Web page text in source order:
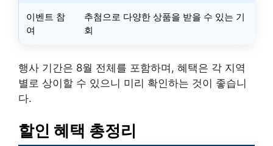
이벤트 참
여
추첨으로 다양한 상품을 받을 수 있는 기
회
행사 기간은 8월 전체를 포함하며, 혜택은 각 지역
별로 상이할 수 있으니 미리 확인하는 것이 좋습니
다.
할인 혜택 총정리